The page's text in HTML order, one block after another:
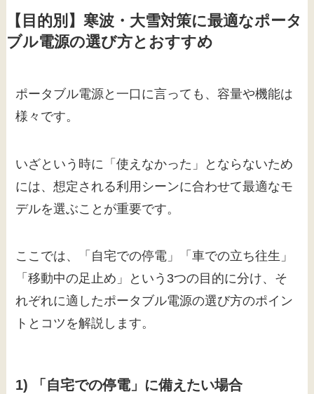
【目的別】寒波・大雪対策に最適なポータ
ブル電源の選び方とおすすめ
ポータブル電源と一口に言っても、容量や機能は
様々です。
いざという時に「使えなかった」とならないため
には、想定される利用シーンに合わせて最適なモ
デルを選ぶことが重要です。
ここでは、「自宅での停電」「車での立ち往生」
「移動中の足止め」という3つの目的に分け、そ
れぞれに適したポータブル電源の選び方のポイン
トとコツを解説します。
1) 「自宅での停電」に備えたい場合